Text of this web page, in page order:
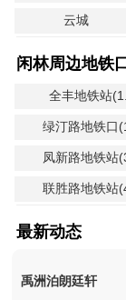
云城
闲林周边地铁口
全丰地铁站
绿汀路地铁口
凤新路地铁站
联胜路地铁站
最新动态
禹洲泊朗廷轩